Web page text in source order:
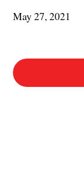
May 27, 2021